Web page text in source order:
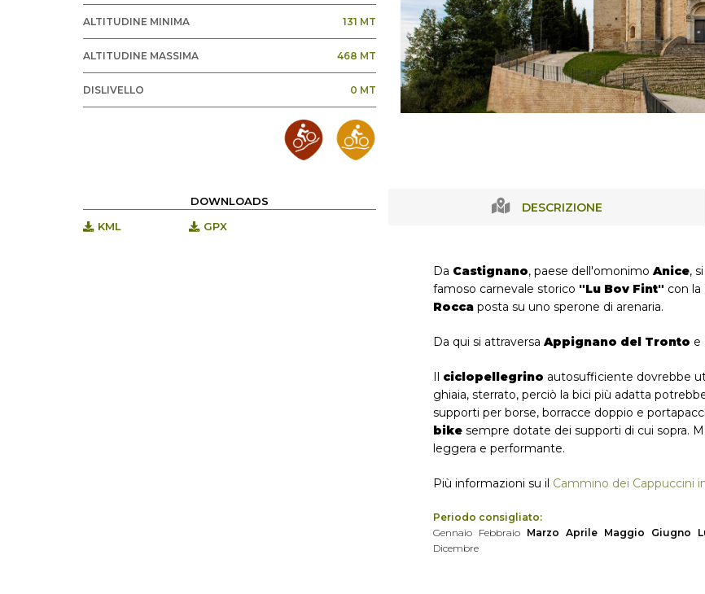
ALTITUDINE MINIMA 131 MT
ALTITUDINE MASSIMA 468 MT
DISLIVELLO 0 MT
DOWNLOADS
KML
GPX
DESCRIZIONE
Da Castignano, paese dell'omonimo Anice,
famoso carnevale storico "Lu Bov Fint" con la
Rocca posta su uno sperone di arenaria.
Da qui si attraversa Appignano del Tronto e
Il ciclopellegrino autosufficiente dovrebbe
ghiaia, sterrato, perciò la bici più adatta
supporti per borse, borracce doppio e
bike sempre dotate dei supporti di cui sopra.
leggera e performante.
Più informazioni su il Cammino dei Cappuccini
Periodo consigliato:
Gennaio Febbraio Marzo Aprile Maggio Giugno
Dicembre